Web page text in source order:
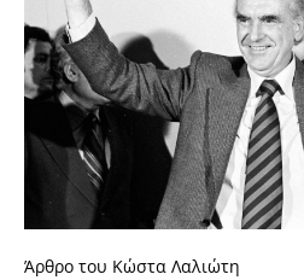
Άρθρο του Κώστα Λαλιώτη